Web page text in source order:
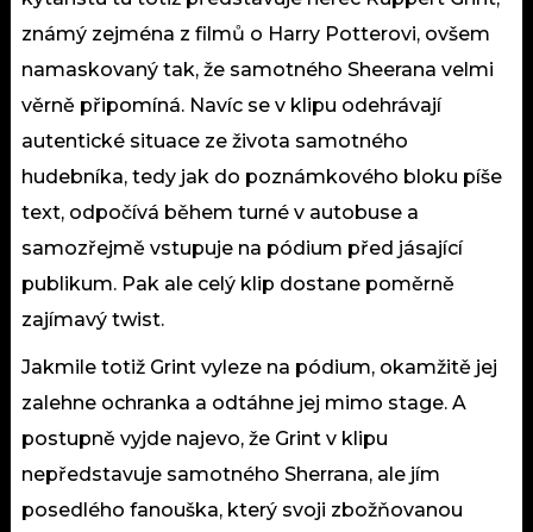
známý zejména z filmů o Harry Potterovi, ovšem
namaskovaný tak, že samotného Sheerana velmi
věrně připomíná. Navíc se v klipu odehrávají
autentické situace ze života samotného
hudebníka, tedy jak do poznámkového bloku píše
text, odpočívá během turné v autobuse a
samozřejmě vstupuje na pódium před jásající
publikum. Pak ale celý klip dostane poměrně
zajímavý twist.
Jakmile totiž Grint vyleze na pódium, okamžitě jej
zalehne ochranka a odtáhne jej mimo stage. A
postupně vyjde najevo, že Grint v klipu
nepředstavuje samotného Sherrana, ale jím
posedlého fanouška, který svoji zbožňovanou